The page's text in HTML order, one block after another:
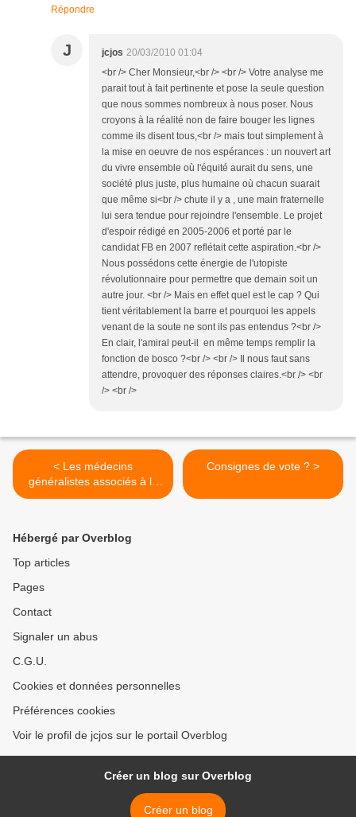
Répondre
J jcjos 20/03/2010 01:04
<br /> Cher Monsieur,<br /> <br /> Votre analyse me
parait tout à fait pertinente et pose la seule question
que nous sommes nombreux à nous poser. Nous
croyons à la réalité non de faire bouger les lignes
comme ils disent tous,<br /> mais tout simplement à
la mise en oeuvre de nos espérances : un nouvert art
du vivre ensemble où l'équité aurait du sens, une
société plus juste, plus humaine où chacun suarait
que même si<br /> chute il y a , une main fraternelle
lui sera tendue pour rejoindre l'ensemble. Le projet
d'espoir rédigé en 2005-2006 et porté par le
candidat FB en 2007 reflétait cette aspiration.<br />
Nous possédons cette énergie de l'utopiste
révolutionnaire pour permettre que demain soit un
autre jour. <br /> Mais en effet quel est le cap ? Qui
tient véritablement la barre et pourquoi les appels
venant de la soute ne sont ils pas entendus ?<br />
En clair, l'amiral peut-il en même temps remplir la
fonction de bosco ?<br /> <br /> Il nous faut sans
attendre, provoquer des réponses claires.<br /> <br
/> <br />
< Les médecins
généralistes associés à la
campagne de vaccination ?
Consignes de vote ? >
Hébergé par Overblog
Top articles
Pages
Contact
Signaler un abus
C.G.U.
Cookies et données personnelles
Préférences cookies
Voir le profil de jcjos sur le portail Overblog
Créer un blog sur Overblog
Créer un blog